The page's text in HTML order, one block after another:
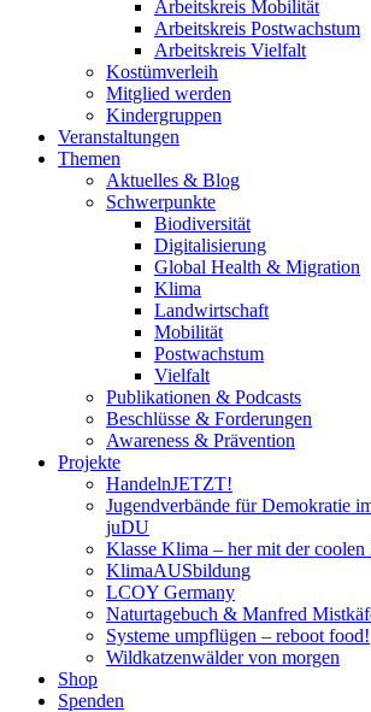
Arbeitskreis Mobilität
Arbeitskreis Postwachstum
Arbeitskreis Vielfalt
Kostümverleih
Mitglied werden
Kindergruppen
Veranstaltungen
Themen
Aktuelles & Blog
Schwerpunkte
Biodiversität
Digitalisierung
Global Health & Migration
Klima
Landwirtschaft
Mobilität
Postwachstum
Vielfalt
Publikationen & Podcasts
Beschlüsse & Forderungen
Awareness & Prävention
Projekte
HandelnJETZT!
Jugendverbände für Demokratie
juDU
Klasse Klima – her mit der
KlimaAUSbildung
LCOY Germany
Naturtagebuch & Manfred
Systeme umpflügen – reboot food!
Wildkatzenwälder von morgen
Shop
Spenden